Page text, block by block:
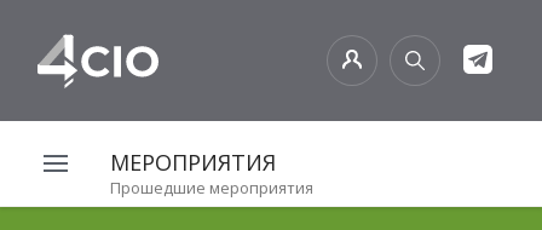
МЕРОПРИЯТИЯ
Прошедшие мероприятия